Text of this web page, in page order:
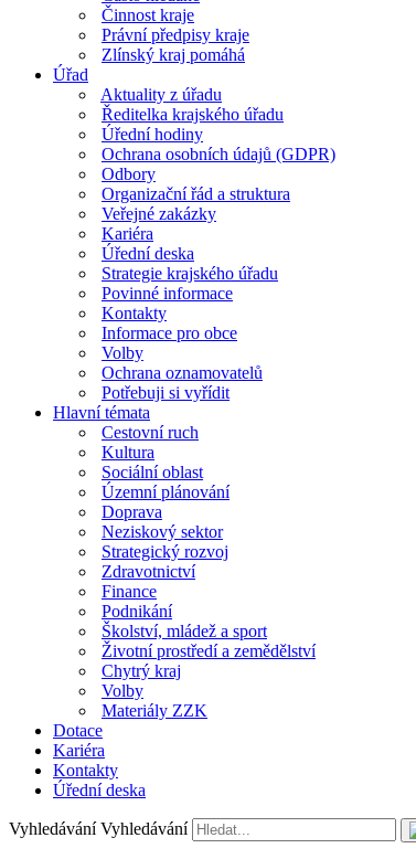
Činnost kraje
Právní předpisy kraje
Zlínský kraj pomáhá
Úřad
Aktuality z úřadu
Ředitelka krajského úřadu
Úřední hodiny
Ochrana osobních údajů (GDPR)
Odbory
Organizační řád a struktura
Veřejné zakázky
Kariéra
Úřední deska
Strategie krajského úřadu
Povinné informace
Kontakty
Informace pro obce
Volby
Ochrana oznamovatelů
Potřebuji si vyřídit
Hlavní témata
Cestovní ruch
Kultura
Sociální oblast
Územní plánování
Doprava
Neziskový sektor
Strategický rozvoj
Zdravotnictví
Finance
Podnikání
Školství, mládež a sport
Životní prostředí a zemědělství
Chytrý kraj
Volby
Materiály ZZK
Dotace
Kariéra
Kontakty
Úřední deska
Vyhledávání Vyhledávání